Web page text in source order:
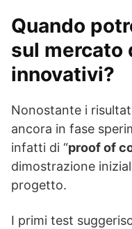
Quando
sul mercato
innovativi?
Nonostante i
ancora in fase
infatti di “proof of
dimostrazione
progetto.
I primi test